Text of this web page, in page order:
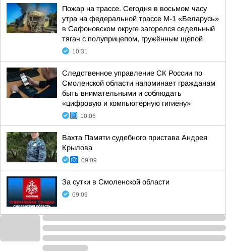
Пожар на трассе. Сегодня в восьмом часу
утра на федеральной трассе М-1 «Беларусь»
в Сафоновском округе загорелся седельный
тягач с полуприцепом, гружённым щепой
10:31
Следственное управление СК России по
Смоленской области напоминает гражданам
быть внимательными и соблюдать
«цифровую и компьютерную гигиену»
10:05
Вахта Памяти судебного пристава Андрея
Крылова
09:09
За сутки в Смоленской области
09:09